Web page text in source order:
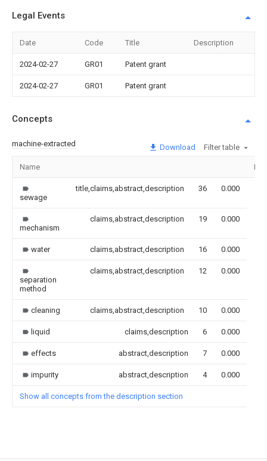
Legal Events
Date Code Title Description
2024-02-27 GR01 Patent grant
2024-02-27 GR01 Patent grant
Concepts
machine-extracted Download Filter table
Name
sewage
title,claims,abstract,description 36 0.000
mechanism
claims,abstract,description 19 0.000
water claims,abstract,description 16 0.000
separation
method
claims,abstract,description 12 0.000
cleaning claims,abstract,description 10 0.000
liquid claims,description 6 0.000
effects abstract,description 7 0.000
impurity abstract,description 4 0.000
Show all concepts from the description section